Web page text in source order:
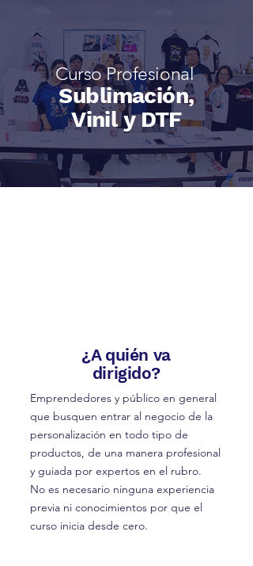
Curso Profesional
Sublimación,
Vinil y DTF
¿A quién va
dirigido?
Emprendedores y público en general
que busquen entrar al negocio de la
personalización en todo tipo de
productos, de una manera profesional
y guiada por expertos en el rubro.
No es necesario ninguna experiencia
previa ni conocimientos por que el
curso inicia desde cero.